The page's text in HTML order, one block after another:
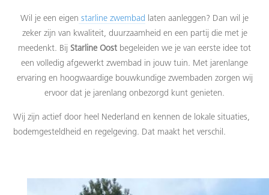
Wil je een eigen starline zwembad laten aanleggen? Dan wil je
zeker zijn van kwaliteit, duurzaamheid en een partij die met je
meedenkt. Bij Starline Oost begeleiden we je van eerste idee tot
een volledig afgewerkt zwembad in jouw tuin. Met jarenlange
ervaring en hoogwaardige bouwkundige zwembaden zorgen wij
ervoor dat je jarenlang onbezorgd kunt genieten.
Wij zijn actief door heel Nederland en kennen de lokale situaties,
bodemgesteldheid en regelgeving. Dat maakt het verschil.